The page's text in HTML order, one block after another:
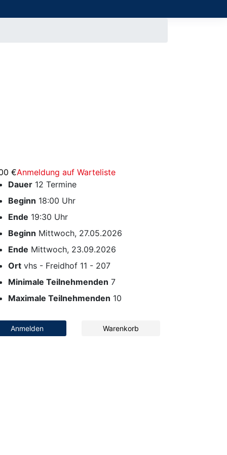
€Anmeldung auf Warteliste
Dauer 12 Termine
Beginn 18:00 Uhr
Ende 19:30 Uhr
Beginn Mittwoch, 27.05.2026
Ende Mittwoch, 23.09.2026
Ort vhs - Freidhof 11 - 207
Minimale Teilnehmenden 7
Maximale Teilnehmenden 10
Anmelden Warenkorb